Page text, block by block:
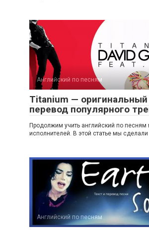
Английский по песням
Titanium — оригинальный
перевод популярного
Продолжим учить английский по песням
исполнителей. В этой статье мы
Английский по песням